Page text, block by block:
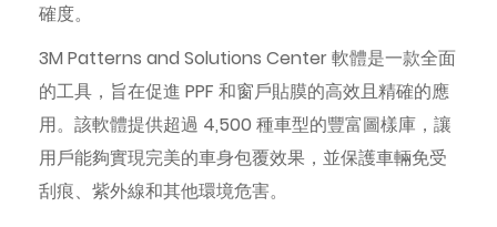
確度。
3M Patterns and Solutions Center 軟體是一款全面
的工具，旨在促進 PPF 和窗戶貼膜的高效且精確的應
用。該軟體提供超過 4,500 種車型的豐富圖樣庫，讓
用戶能夠實現完美的車身包覆效果，並保護車輛免受
刮痕、紫外線和其他環境危害。